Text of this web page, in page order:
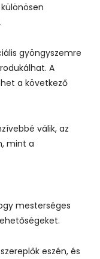
gyöngyszemre
A
a következő
válik, az
mint a
mesterséges
eszén, és